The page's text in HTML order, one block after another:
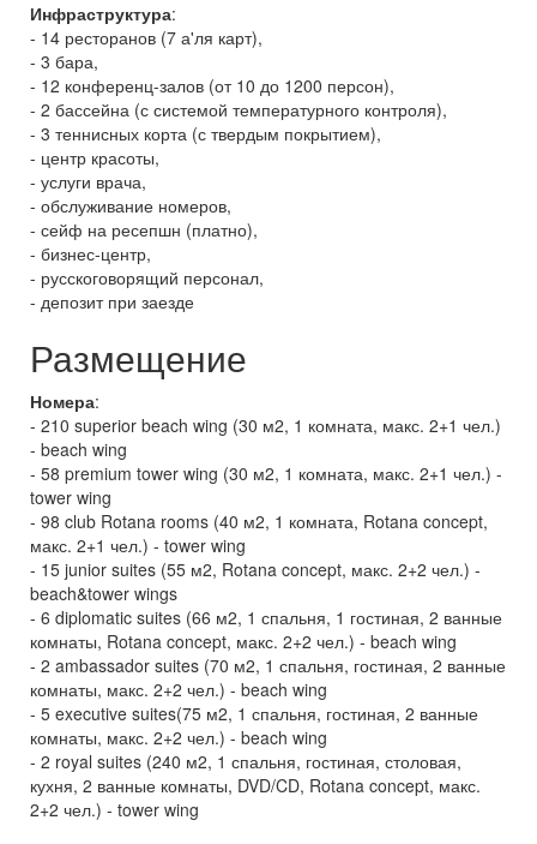
Инфраструктура:
- 14 ресторанов (7 а'ля карт),
- 3 бара,
- 12 конференц-залов (от 10 до 1200 персон),
- 2 бассейна (с системой температурного контроля),
- 3 теннисных корта (с твердым покрытием),
- центр красоты,
- услуги врача,
- обслуживание номеров,
- сейф на ресепшн (платно),
- бизнес-центр,
- русскоговорящий персонал,
- депозит при заезде
Размещение
Номера:
- 210 superior beach wing (30 м2, 1 комната, макс. 2+1 чел.)
- beach wing
- 58 premium tower wing (30 м2, 1 комната, макс. 2+1 чел.) -
tower wing
- 98 club Rotana rooms (40 м2, 1 комната, Rotana concept,
макс. 2+1 чел.) - tower wing
- 15 junior suites (55 м2, Rotana concept, макс. 2+2 чел.) -
beach&tower wings
- 6 diplomatic suites (66 м2, 1 спальня, 1 гостиная, 2 ванные
комнаты, Rotana concept, макс. 2+2 чел.) - beach wing
- 2 ambassador suites (70 м2, 1 спальня, гостиная, 2 ванные
комнаты, макс. 2+2 чел.) - beach wing
- 5 executive suites(75 м2, 1 спальня, гостиная, 2 ванные
комнаты, макс. 2+2 чел.) - beach wing
- 2 royal suites (240 м2, 1 спальня, гостиная, столовая,
кухня, 2 ванные комнаты, DVD/CD, Rotana concept, макс.
2+2 чел.) - tower wing